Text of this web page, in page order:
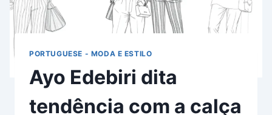
PORTUGUESE - MODA E ESTILO
Ayo Edebiri dita
tendência com a calça